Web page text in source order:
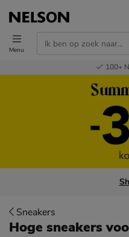
Menu
Voor 23.00u
GratisBestel
100+
Sneakers
Hoge sneakers